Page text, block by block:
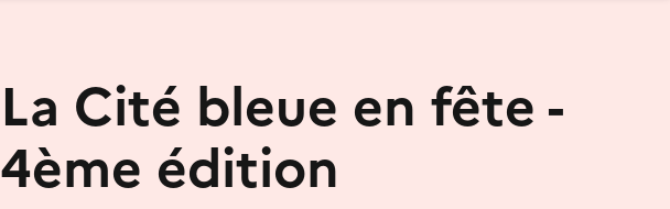
La Cité bleue en fête -
4ème édition